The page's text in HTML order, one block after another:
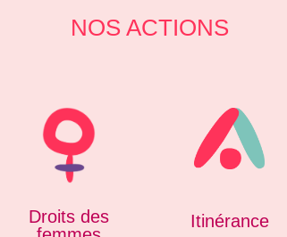
NOS ACTIONS
Droits des
Itinérance